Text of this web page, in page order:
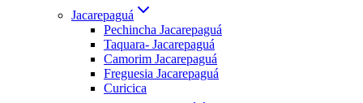
Jacarepaguá
Pechincha Jacarepaguá
Taquara- Jacarepaguá
Camorim Jacarepaguá
Freguesia Jacarepaguá
Curicica